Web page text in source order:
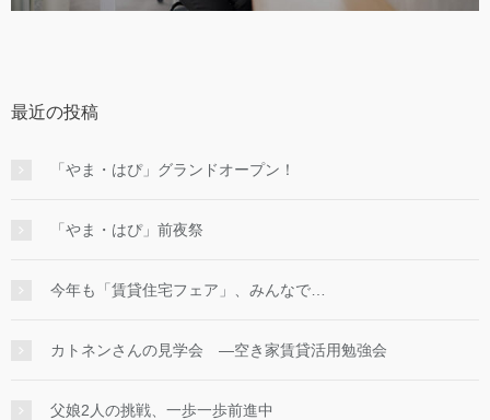
最近の投稿
「やま・はぴ」グランドオープン！
「やま・はぴ」前夜祭
今年も「賃貸住宅フェア」、みんなで…
カトネンさんの見学会 ―空き家賃貸活用勉強会
父娘2人の挑戦、一歩一歩前進中